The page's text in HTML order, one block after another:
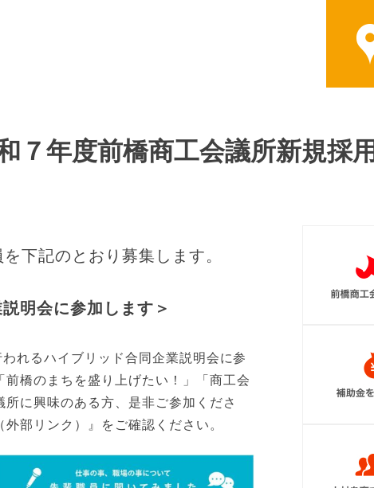
７年度前橋商工会議所新規採
下記のとおり募集します。
明会に参加します＞
れるハイブリッド合同企業説明会に参
橋のまちを盛り上げたい！」「商工会
に興味のある方、是非ご参加くださ
（外部リンク）』をご確認ください。